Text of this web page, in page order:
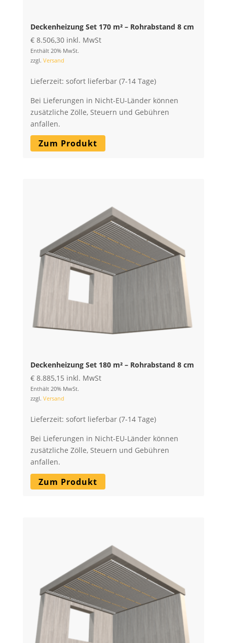
Deckenheizung Set 170 m² – Rohrabstand 8 cm
€8.506,30 inkl. MwSt
Enthält 20% MwSt.
zzgl. Versand
Lieferzeit: sofort lieferbar (7-14 Tage)
Bei Lieferungen in Nicht-EU-Länder können
zusätzliche Zölle, Steuern und Gebühren
anfallen.
Zum Produkt
Deckenheizung Set 180 m² – Rohrabstand 8 cm
€8.885,15 inkl. MwSt
Enthält 20% MwSt.
zzgl. Versand
Lieferzeit: sofort lieferbar (7-14 Tage)
Bei Lieferungen in Nicht-EU-Länder können
zusätzliche Zölle, Steuern und Gebühren
anfallen.
Zum Produkt